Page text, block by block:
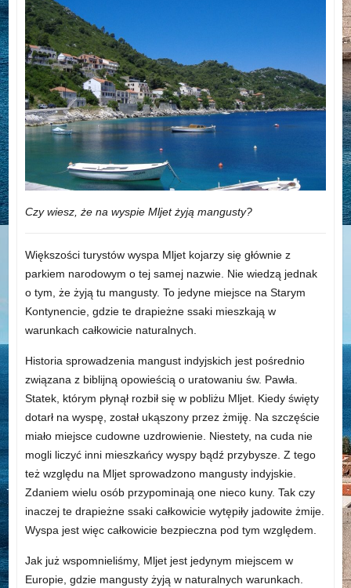
Czy wiesz, że na wyspie Mljet żyją mangusty?
Większości turystów wyspa Mljet kojarzy się głównie z
parkiem narodowym o tej samej nazwie. Nie wiedzą jednak
o tym, że żyją tu mangusty. To jedyne miejsce na Starym
Kontynencie, gdzie te drapieżne ssaki mieszkają w
warunkach całkowicie naturalnych.
Historia sprowadzenia mangust indyjskich jest pośrednio
związana z biblijną opowieścią o uratowaniu św. Pawła.
Statek, którym płynął rozbił się w pobliżu Mljet. Kiedy święty
dotarł na wyspę, został ukąszony przez żmiję. Na szczęście
miało miejsce cudowne uzdrowienie. Niestety, na cuda nie
mogli liczyć inni mieszkańcy wyspy bądź przybysze. Z tego
też względu na Mljet sprowadzono mangusty indyjskie.
Zdaniem wielu osób przypominają one nieco kuny. Tak czy
inaczej te drapieżne ssaki całkowicie wytępiły jadowite żmije.
Wyspa jest więc całkowicie bezpieczna pod tym względem.
Jak już wspomnieliśmy, Mljet jest jedynym miejscem w
Europie, gdzie mangusty żyją w naturalnych warunkach.